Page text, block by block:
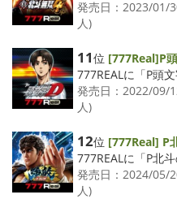
発売日：2023/01/
人)
11位 [777Real]P
777REALに「P頭
発売日：2022/09/
人)
12位 [777Real] P
777REALに「P北
発売日：2024/05/
人)